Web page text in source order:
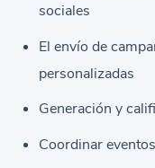
sociales
El envío de
personalizadas
Generación y
Coordinar